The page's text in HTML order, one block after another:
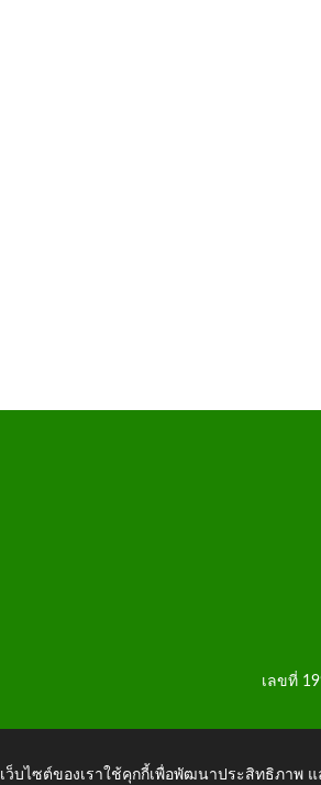
เลขที่
เว็บไซต์ของเราใช้คุกกี้เพื่อพัฒนาประสิทธิภาพ